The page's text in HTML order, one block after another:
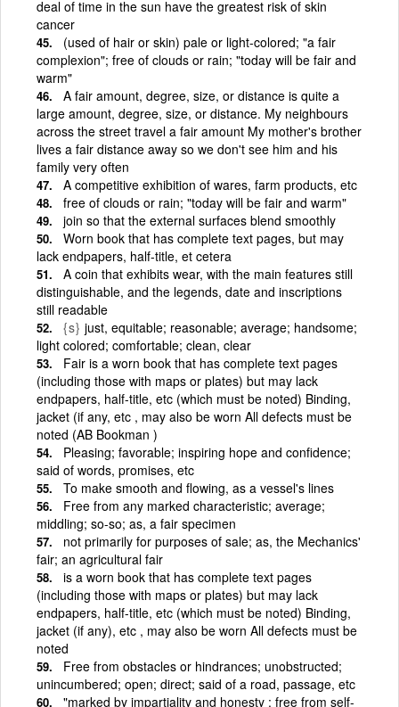
deal of time in the sun have the greatest risk of skin
cancer
(used of hair or skin) pale or light-colored; "a fair
complexion"; free of clouds or rain; "today will be fair and
warm"
A fair amount, degree, size, or distance is quite a
large amount, degree, size, or distance. My neighbours
across the street travel a fair amount My mother's brother
lives a fair distance away so we don't see him and his
family very often
A competitive exhibition of wares, farm products, etc
free of clouds or rain; "today will be fair and warm"
join so that the external surfaces blend smoothly
Worn book that has complete text pages, but may
lack endpapers, half-title, et cetera
A coin that exhibits wear, with the main features still
distinguishable, and the legends, date and inscriptions
still readable
{s} just, equitable; reasonable; average; handsome;
light colored; comfortable; clean, clear
Fair is a worn book that has complete text pages
(including those with maps or plates) but may lack
endpapers, half-title, etc (which must be noted) Binding,
jacket (if any, etc , may also be worn All defects must be
noted (AB Bookman )
Pleasing; favorable; inspiring hope and confidence;
said of words, promises, etc
To make smooth and flowing, as a vessel's lines
Free from any marked characteristic; average;
middling; so-so; as, a fair specimen
not primarily for purposes of sale; as, the Mechanics'
fair; an agricultural fair
is a worn book that has complete text pages
(including those with maps or plates) but may lack
endpapers, half-title, etc (which must be noted) Binding,
jacket (if any), etc , may also be worn All defects must be
noted
Free from obstacles or hindrances; unobstructed;
unincumbered; open; direct; said of a road, passage, etc
"marked by impartiality and honesty : free from self-